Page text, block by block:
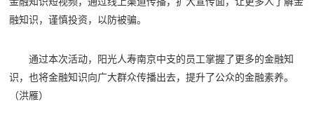
融知识，谨慎投资，以防被骗。
通过本次活动，阳光人寿南京中支的员工掌握了更多的金融知
识，也将金融知识向广大群众传播出去，提升了公众的金融素养。
（洪雁）